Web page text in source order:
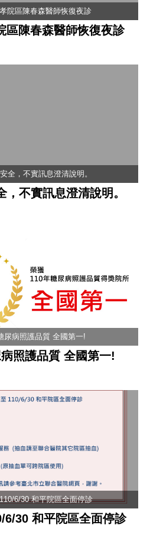
院區陳春森醫師恢復夜診
區陳春森醫師恢復夜診
全，不實訊息澄清說明。
，不實訊息澄清說明。
尿病照護品質 全國第一!
照護品質 全國第一!
6/30 和平院區全面停診
6/30 和平院區全面停診